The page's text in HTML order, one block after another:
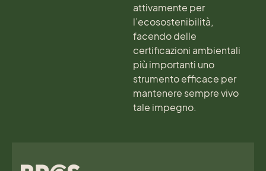
attivamente per
l’ecosostenibilità,
facendo delle
certificazioni ambientali
più importanti uno
strumento efficace per
mantenere sempre vivo
tale impegno.